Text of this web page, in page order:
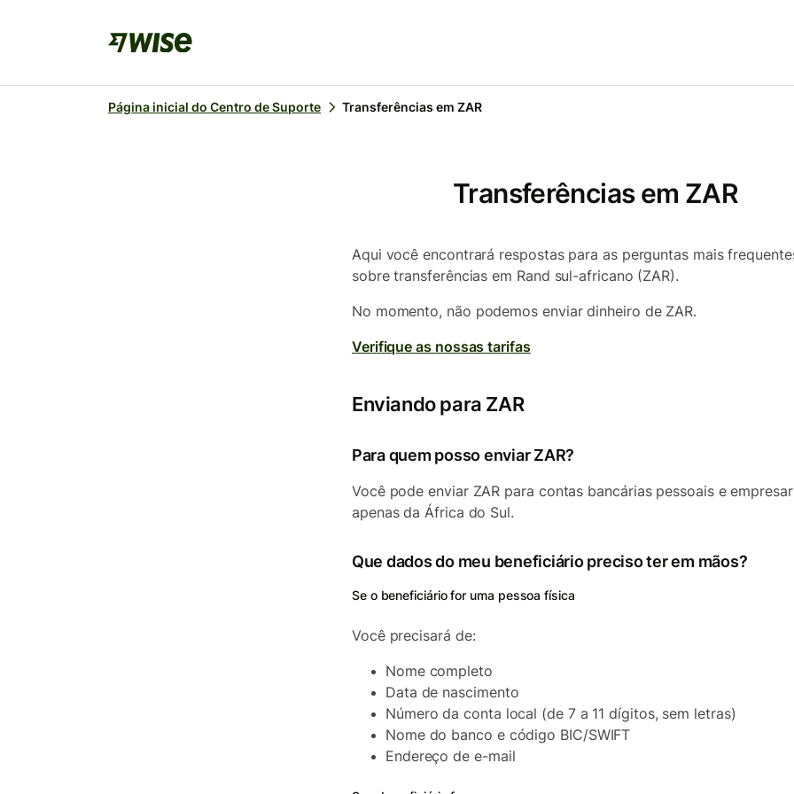
Página inicial do Centro de Suporte Transferências em ZAR
Transferências em ZAR
Aqui você encontrará respostas para as perguntas mais
sobre transferências em Rand sul-africano (ZAR).
No momento, não podemos enviar dinheiro de ZAR.
Verifique as nossas tarifas
Enviando para ZAR
Para quem posso enviar ZAR?
Você pode enviar ZAR para contas bancárias pessoais e
apenas da África do Sul.
Que dados do meu beneficiário preciso ter em mãos?
Se o beneficiário for uma pessoa física
Você precisará de:
Nome completo
Data de nascimento
Número da conta local (de 7 a 11 dígitos, sem letras)
Nome do banco e código BIC/SWIFT
Endereço de e-mail